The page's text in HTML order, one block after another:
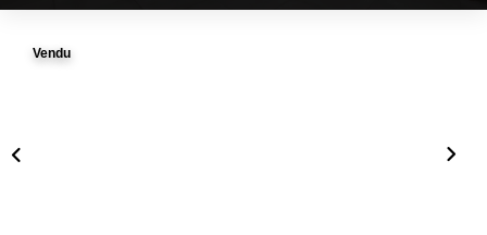
Vendu